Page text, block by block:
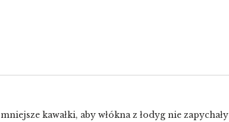
kawałki, aby włókna z łodyg nie zapychały